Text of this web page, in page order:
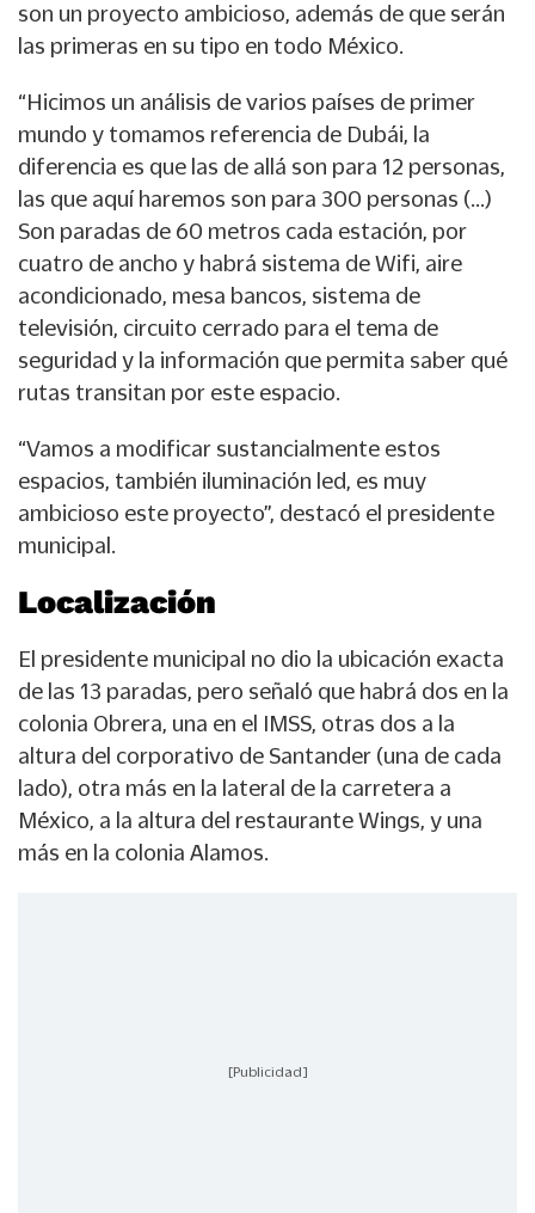
son un proyecto ambicioso, además de que serán
las primeras en su tipo en todo México.
“Hicimos un análisis de varios países de primer
mundo y tomamos referencia de Dubái, la
diferencia es que las de allá son para 12 personas,
las que aquí haremos son para 300 personas (…)
Son paradas de 60 metros cada estación, por
cuatro de ancho y habrá sistema de Wifi, aire
acondicionado, mesa bancos, sistema de
televisión, circuito cerrado para el tema de
seguridad y la información que permita saber qué
rutas transitan por este espacio.
“Vamos a modificar sustancialmente estos
espacios, también iluminación led, es muy
ambicioso este proyecto”, destacó el presidente
municipal.
Localización
El presidente municipal no dio la ubicación exacta
de las 13 paradas, pero señaló que habrá dos en la
colonia Obrera, una en el IMSS, otras dos a la
altura del corporativo de Santander (una de cada
lado), otra más en la lateral de la carretera a
México, a la altura del restaurante Wings, y una
más en la colonia Alamos.
[Publicidad]